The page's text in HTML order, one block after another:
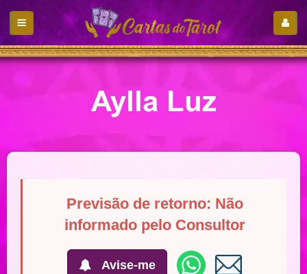
Aylla Luz
Previsão de retorno: Não
informado pelo Consultor
Avise-me